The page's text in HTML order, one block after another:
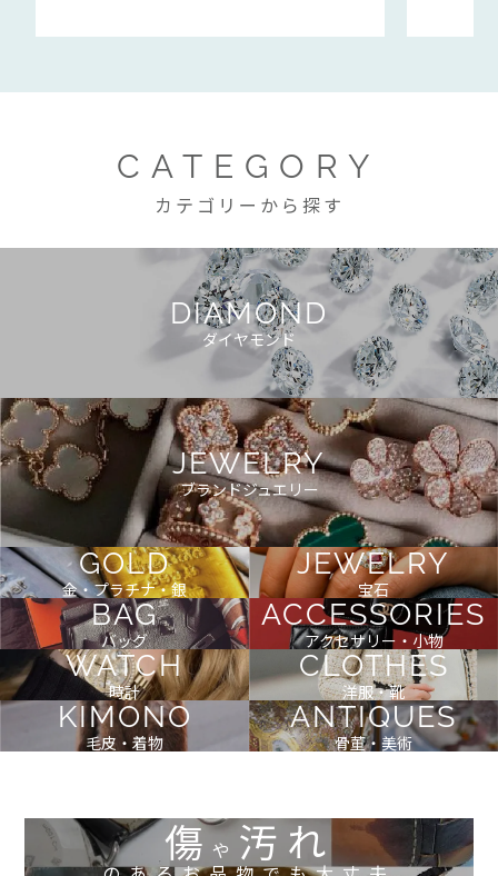
CATEGORY
カテゴリーから探す
DIAMOND
ダイヤモンド
JEWELRY
ブランドジュエリー
GOLD
金・プラチナ・銀
JEWELRY
宝石
BAG
バッグ
ACCESSORIES
アクセサリー・小物
WATCH
時計
CLOTHES
洋服・靴
KIMONO
毛皮・着物
ANTIQUES
骨董・美術
傷や 汚れ